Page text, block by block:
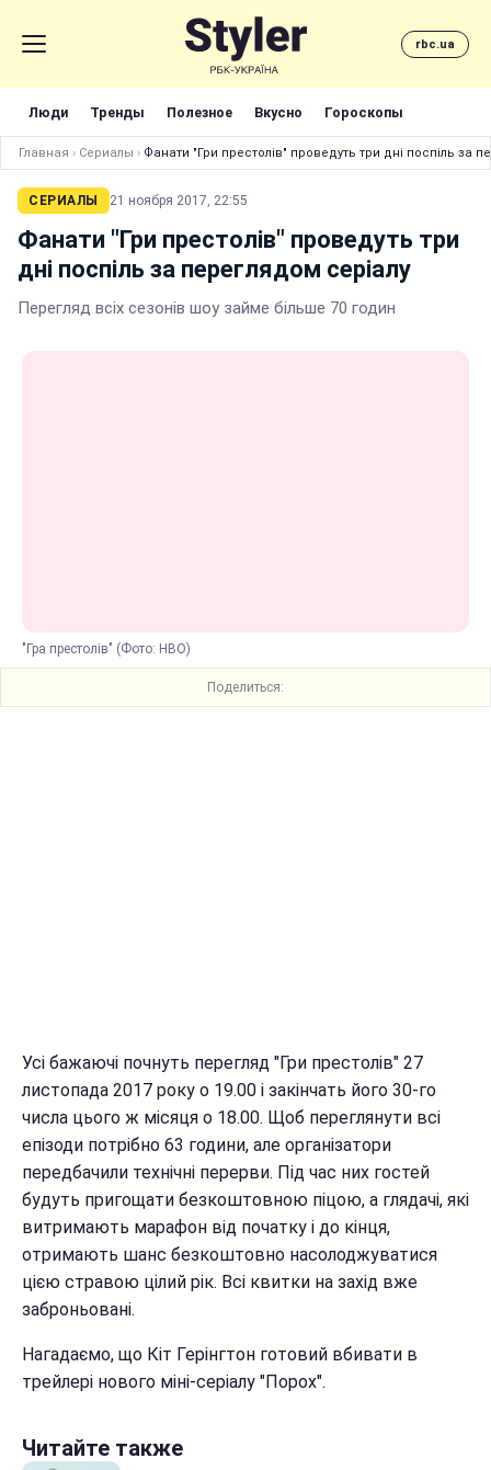
rbc.ua
Люди Тренды Полезное Вкусно Гороскопы
Главная › Сериалы › Фанати "Гри престолів" проведуть три дні поспіль за
СЕРИАЛЫ 21 ноября 2017, 22:55
Фанати "Гри престолів" проведуть три
дні поспіль за переглядом серіалу
Перегляд всіх сезонів шоу займе більше 70 годин
"Гра престолів" (Фото: HBO)
Поделиться:
Усі бажаючі почнуть перегляд "Гри престолів" 27
листопада 2017 року о 19.00 і закінчать його 30-го
числа цього ж місяця о 18.00. Щоб переглянути всі
епізоди потрібно 63 години, але організатори
передбачили технічні перерви. Під час них гостей
будуть пригощати безкоштовною піцою, а глядачі, які
витримають марафон від початку і до кінця,
отримають шанс безкоштовно насолоджуватися
цією стравою цілий рік. Всі квитки на захід вже
заброньовані.
Нагадаємо, що Кіт Герінгтон готовий вбивати в
трейлері нового міні-серіалу "Порох".
Читайте также